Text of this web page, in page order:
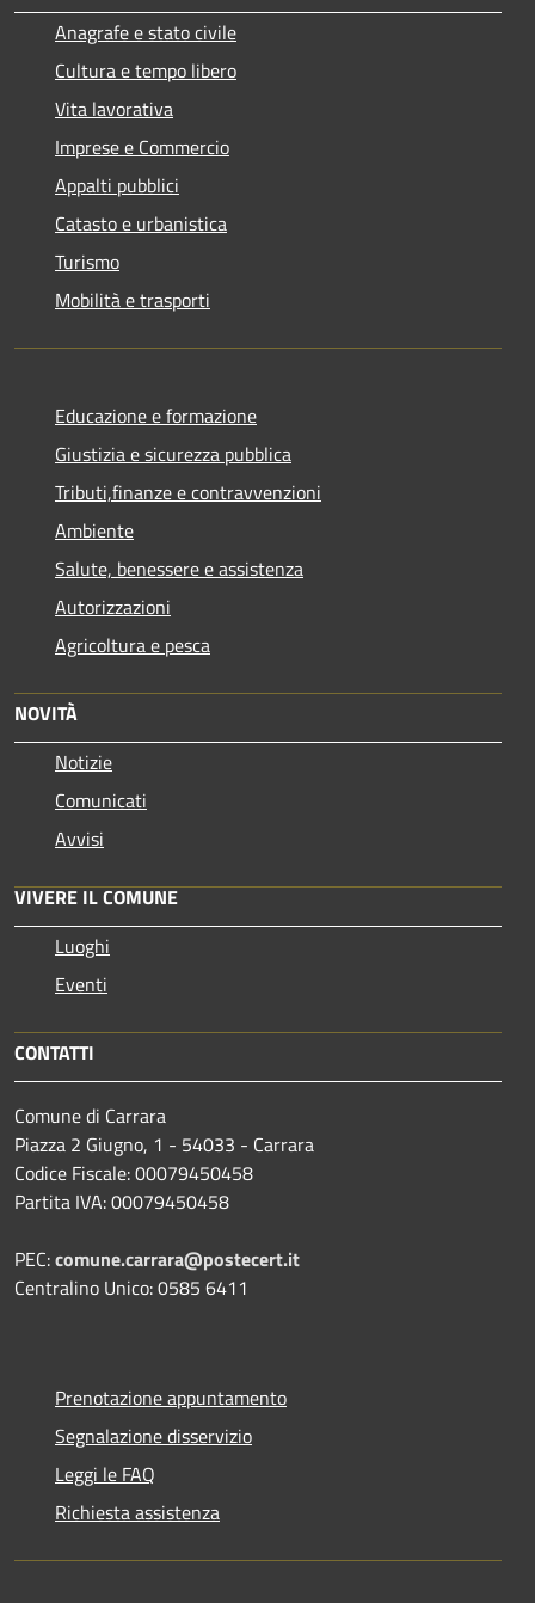
Anagrafe e stato civile
Cultura e tempo libero
Vita lavorativa
Imprese e Commercio
Appalti pubblici
Catasto e urbanistica
Turismo
Mobilità e trasporti
Educazione e formazione
Giustizia e sicurezza pubblica
Tributi,finanze e contravvenzioni
Ambiente
Salute, benessere e assistenza
Autorizzazioni
Agricoltura e pesca
NOVITÀ
Notizie
Comunicati
Avvisi
VIVERE IL COMUNE
Luoghi
Eventi
CONTATTI
Comune di Carrara
Piazza 2 Giugno, 1 - 54033 - Carrara
Codice Fiscale: 00079450458
Partita IVA: 00079450458
PEC:comune.carrara@postecert.it
Centralino Unico: 0585 6411
Prenotazione appuntamento
Segnalazione disservizio
Leggi le FAQ
Richiesta assistenza